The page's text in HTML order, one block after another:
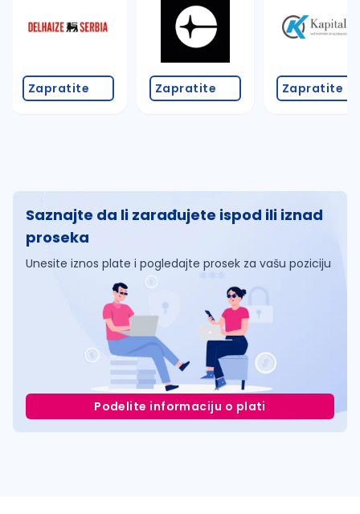
Zapratite Zapratite Zapratite
Saznajte da li zarađujete ispod ili iznad
proseka
Unesite iznos plate i pogledajte prosek za vašu poziciju
Podelite informaciju o plati